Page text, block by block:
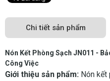
Chi tiết sản phẩm
Nón Kết Phòng Sạch JN011 -
Công Việc
Giới thiệu sản phẩm: Nón